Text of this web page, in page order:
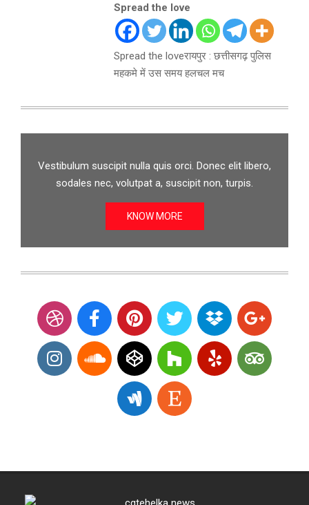
Spread the love
Spread the loveरायपुर : छत्तीसगढ़ पुलिस
महकमे में उस समय हलचल मच
Vestibulum suscipit nulla quis orci. Donec elit libero,
sodales nec, volutpat a, suscipit non, turpis.
KNOW MORE